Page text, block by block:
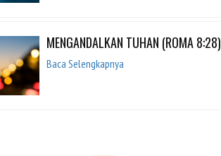
MENGANDALKAN TUHAN (ROMA 8:28)
Baca Selengkapnya